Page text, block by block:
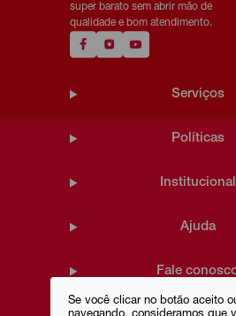
Se você clicar no botão aceito
super barato sem abrir mão de
qualidade e bom atendimento.
Serviços
Políticas
Institucional
Ajuda
Fale